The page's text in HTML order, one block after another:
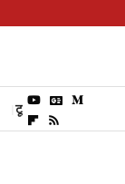
टूरिज्म